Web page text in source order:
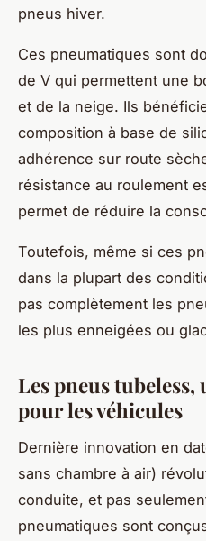
pneus hiver.
Ces pneumatiques sont
de V qui permettent une
et de la neige. Ils
composition à base de
adhérence sur route
résistance au roulement
permet de réduire la
Toutefois, même si ces
dans la plupart des
pas complètement les
les plus enneigées ou
Les pneus
pour les véhicules
Dernière innovation en
sans chambre à air)
conduite, et pas
pneumatiques sont